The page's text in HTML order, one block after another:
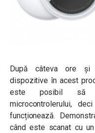
După câteva ore și
dispozitive în acest
este posibil să
microcontrolerului,
funcționează.
când este scanat cu